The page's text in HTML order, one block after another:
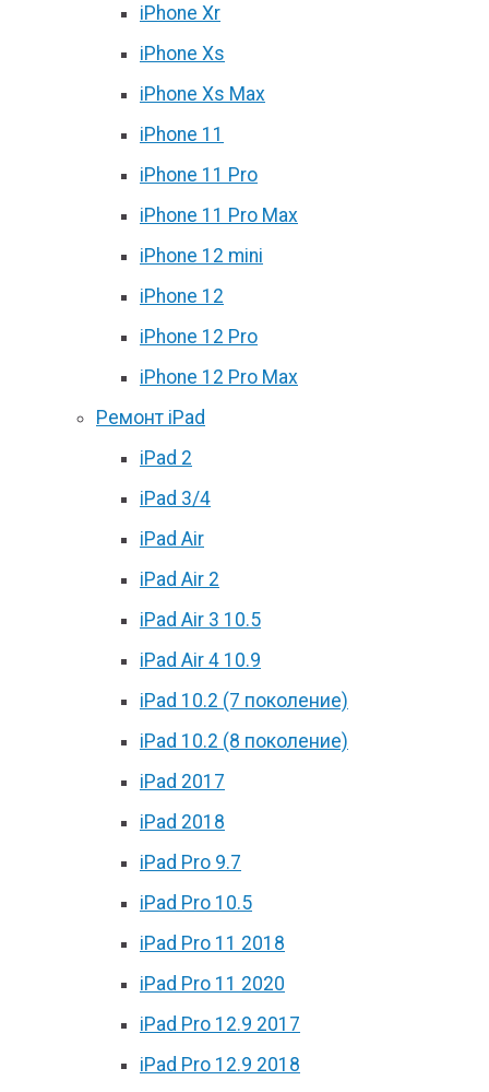
iPhone Xr
iPhone Xs
iPhone Xs Max
iPhone 11
iPhone 11 Pro
iPhone 11 Pro Max
iPhone 12 mini
iPhone 12
iPhone 12 Pro
iPhone 12 Pro Max
Ремонт iPad
iPad 2
iPad 3/4
iPad Air
iPad Air 2
iPad Air 3 10.5
iPad Air 4 10.9
iPad 10.2 (7 поколение)
iPad 10.2 (8 поколение)
iPad 2017
iPad 2018
iPad Pro 9.7
iPad Pro 10.5
iPad Pro 11 2018
iPad Pro 11 2020
iPad Pro 12.9 2017
iPad Pro 12.9 2018